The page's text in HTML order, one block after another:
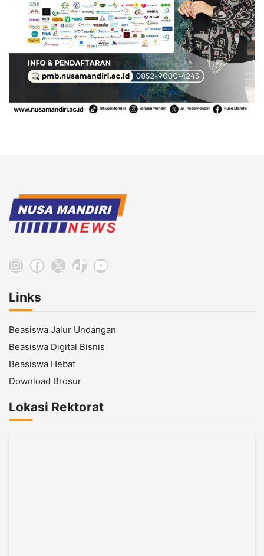
Instagram
Facebook
X TikTokYouTube
Links
Beasiswa Jalur Undangan
Beasiswa Digital Bisnis
Beasiswa Hebat
Download Brosur
Lokasi Rektorat